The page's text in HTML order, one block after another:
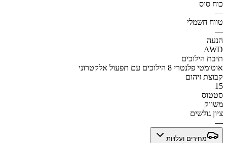
כוח סוס
—
טווח חשמלי
—
הנעה
AWD
תיבת הילוכים
אוטומטי פלנטרי 8 הילוכים עם תפעול אלקטרוני
קבוצת זיהום
15
סטטוס
משווק
ציון גולשים
—
מחירים ועלויות